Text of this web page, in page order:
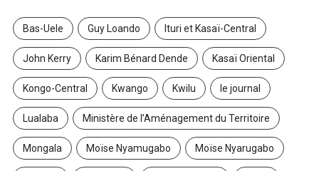
Bas-Uele Guy Loando Ituri et Kasaï-Central
John Kerry Karim Bénard Dende Kasaï Oriental
Kongo-Central Kwango Kwilu le journal
Lualaba Ministère de l’Aménagement du Territoire
Mongala Moïse Nyamugabo Moïse Nyarugabo